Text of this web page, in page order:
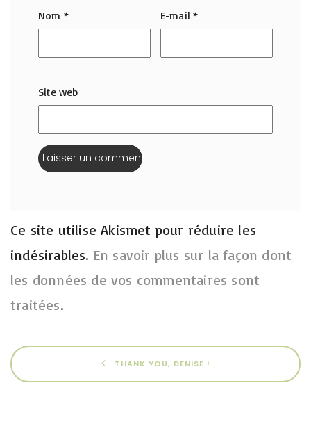
Nom * E-mail*
Site web
Ce site utilise Akismet pour réduire les
indésirables. En savoir plus sur la façon dont
les données de vos commentaires sont
traitées.
THANK YOU, DENISE !